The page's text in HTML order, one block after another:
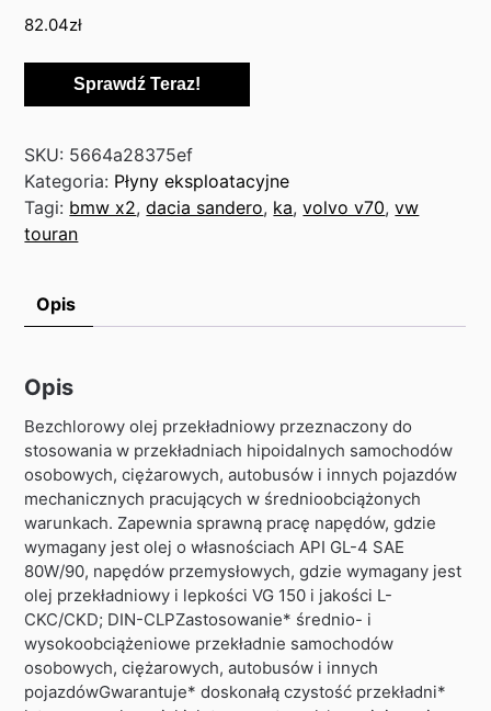
82.04zł
Sprawdź Teraz!
SKU: 5664a28375ef
Kategoria: Płyny eksploatacyjne
Tagi: bmw x2,dacia sandero, ka,volvo v70,vw
touran
Opis
Opis
Bezchlorowy olej przekładniowy przeznaczony do
stosowania w przekładniach hipoidalnych samochodów
osobowych, ciężarowych, autobusów i innych pojazdów
mechanicznych pracujących w średnioobciążonych
warunkach. Zapewnia sprawną pracę napędów, gdzie
wymagany jest olej o własnościach API GL-4 SAE
80W/90, napędów przemysłowych, gdzie wymagany jest
olej przekładniowy i lepkości VG 150 i jakości L-
CKC/CKD; DIN-CLPZastosowanie* średnio- i
wysokoobciążeniowe przekładnie samochodów
osobowych, ciężarowych, autobusów i innych
pojazdówGwarantuje* doskonałą czystość przekładni*